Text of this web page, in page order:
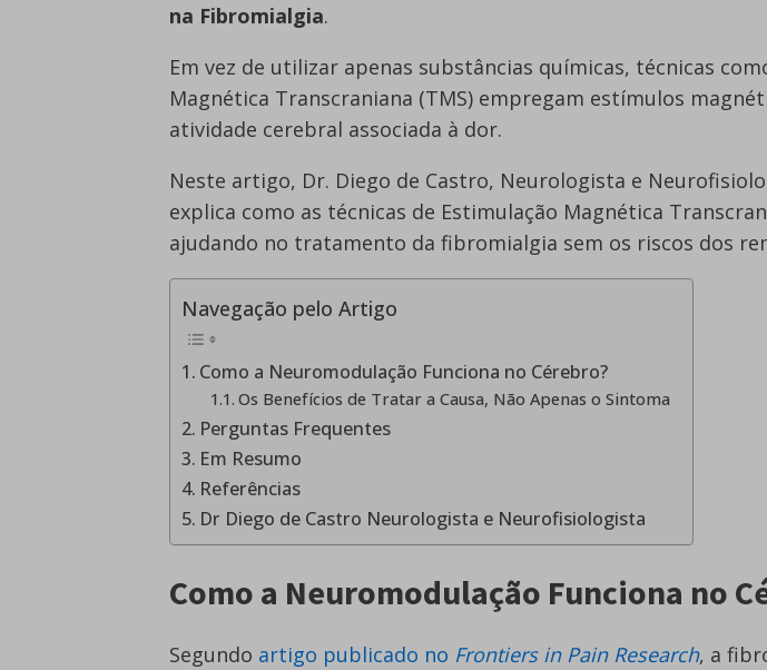
na Fibromialgia.
Em vez de utilizar apenas substâncias químicas, técnicas
Magnética Transcraniana (TMS) empregam estímulos
atividade cerebral associada à dor.
Neste artigo, Dr. Diego de Castro, Neurologista e
explica como as técnicas de Estimulação Magnética
ajudando no tratamento da fibromialgia sem os riscos dos
Navegação pelo Artigo
Como a Neuromodulação Funciona no Cérebro?
Os Benefícios de Tratar a Causa, Não Apenas o Sintoma
Perguntas Frequentes
Em Resumo
Referências
Dr Diego de Castro Neurologista e Neurofisiologista
Como a Neuromodulação Funciona no
Segundo artigo publicado no Frontiers in Pain Research, a